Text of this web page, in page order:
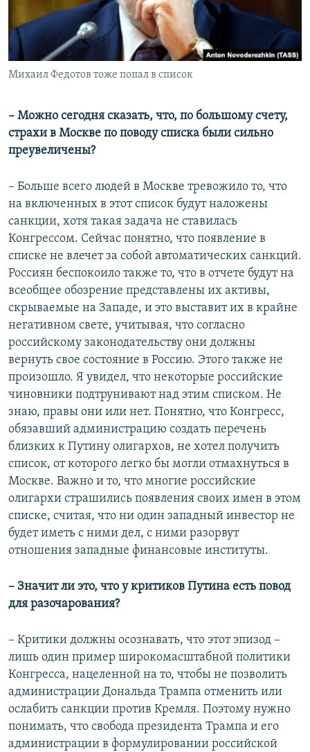
Михаил Федотов тоже попал в список
​– Можно сегодня сказать, что, по большому счету,
страхи в Москве по поводу списка были сильно
преувеличены?
– Больше всего людей в Москве тревожило то, что
на включенных в этот список будут наложены
санкции, хотя такая задача не ставилась
Конгрессом. Сейчас понятно, что появление в
списке не влечет за собой автоматических санкций.
Россиян беспокоило также то, что в отчете будут на
всеобщее обозрение представлены их активы,
скрываемые на Западе, и это выставит их в крайне
негативном свете, учитывая, что согласно
российскому законодательству они должны
вернуть свое состояние в Россию. Этого также не
произошло. Я увидел, что некоторые российские
чиновники подтрунивают над этим списком. Не
знаю, правы они или нет. Понятно, что Конгресс,
обязавший администрацию создать перечень
близких к Путину олигархов, не хотел получить
список, от которого легко бы могли отмахнуться в
Москве. Важно и то, что многие российские
олигархи страшились появления своих имен в этом
списке, считая, что ни один западный инвестор не
будет иметь с ними дел, с ними разорвут
отношения западные финансовые институты.
– Значит ли это, что у критиков Путина есть повод
для разочарования?
– Критики должны осознавать, что этот эпизод –
лишь один пример широкомасштабной политики
Конгресса, нацеленной на то, чтобы не позволить
администрации Дональда Трампа отменить или
ослабить санкции против Кремля. Поэтому нужно
понимать, что свобода президента Трампа и его
администрации в формулировании российской